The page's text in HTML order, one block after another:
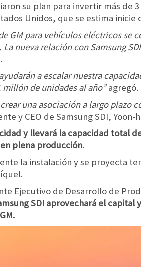
su plan para invertir más de
Unidos, que se estima inicie
GM para vehículos eléctricos se
nueva relación con Samsung
a escalar nuestra
millón de unidades al año”agregó.
una asociación a largo plazo
y CEO de Samsung SDI, Yoon-
y llevará la capacidad total
plena producción.
la instalación y se proyecta
Ejecutivo de Desarrollo de
SDI aprovechará el capital